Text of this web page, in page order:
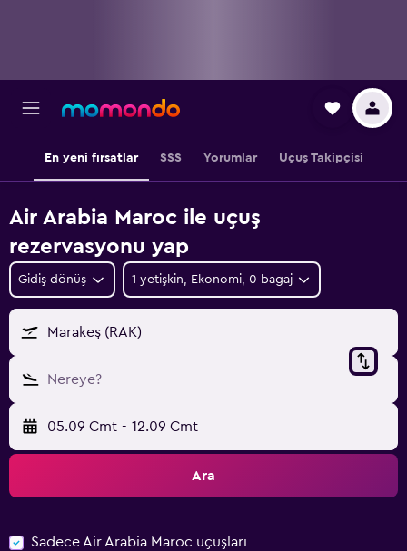
En yeni fırsatlar SSS Yorumlar Uçuş Takipçisi
Air Arabia Maroc ile uçuş
rezervasyonu yap
Gidiş dönüş 1 yetişkin, Ekonomi, 0 bagaj
Marakeş (RAK)
Nereye?
05.09 Cmt - 12.09 Cmt
Ara
Sadece Air Arabia Maroc uçuşları